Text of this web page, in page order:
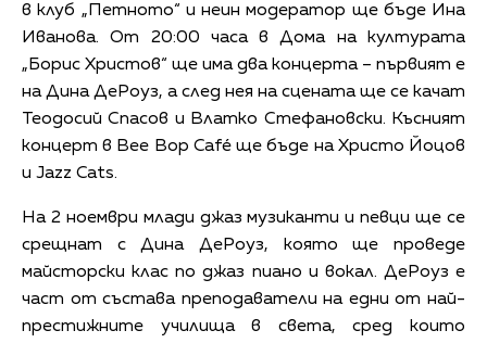
в клуб „Петното“ и неин модератор ще бъде Ина
Иванова. От 20:00 часа в Дома на културата
„Борис Христов“ ще има два концерта – първият е
на Дина ДеРоуз, а след нея на сцената ще се качат
Теодосий Спасов и Влатко Стефановски. Късният
концерт в Bee Bop Café ще бъде на Христо Йоцов
и Jazz Cats.
На 2 ноември млади джаз музиканти и певци ще се
срещнат с Дина ДеРоуз, която ще проведе
майсторски клас по джаз пиано и вокал. ДеРоуз е
част от състава преподаватели на едни от най-
престижните училища в света, сред които